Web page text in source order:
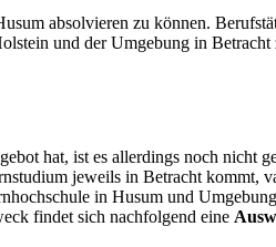
absolvieren zu können.
und der Umgebung in
hat, ist es allerdings noch nicht
jeweils in Betracht kommt,
in Husum und
findet sich nachfolgend eine